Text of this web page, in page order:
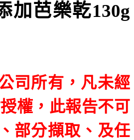
加芭樂乾130g
司所有，凡未經
權，此報告不可
部分擷取、 及任